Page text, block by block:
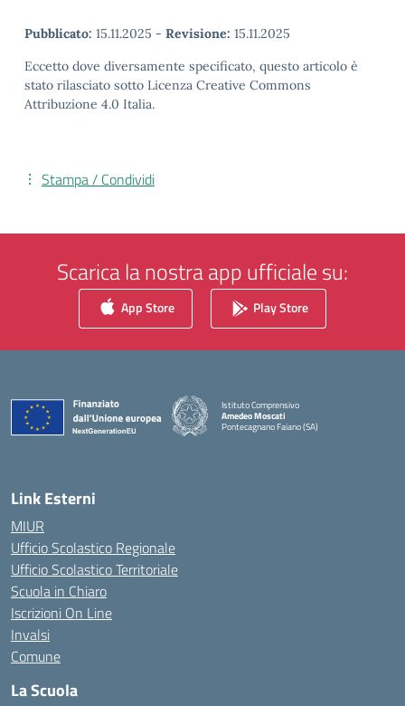
Pubblicato: 15.11.2025 - Revisione: 15.11.2025
Eccetto dove diversamente specificato, questo articolo è
stato rilasciato sotto Licenza Creative Commons
Attribuzione 4.0 Italia.
Stampa / Condividi
Scarica la nostra app ufficiale su:
App Store Play Store
Istituto Comprensivo
Amedeo Moscati
Pontecagnano Faiano (SA)
— Visita la pagina iniziale della scuola
Link Esterni
MIUR
Ufficio Scolastico Regionale
Ufficio Scolastico Territoriale
Scuola in Chiaro
Iscrizioni On Line
Invalsi
Comune
La Scuola